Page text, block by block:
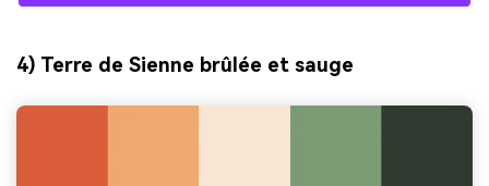
4) Terre de Sienne brûlée et sauge